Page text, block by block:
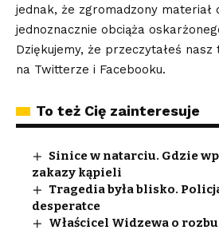
jednak, że zgromadzony materiał
jednoznacznie obciąża
Dziękujemy, że przeczytałeś
na Twitterze i Facebooku.
To też Cię zainteresuje
Sinice w natarciu. Gdzie
zakazy kąpieli
Tragedia była blisko.
desperatce
Właścicel Widzewa o